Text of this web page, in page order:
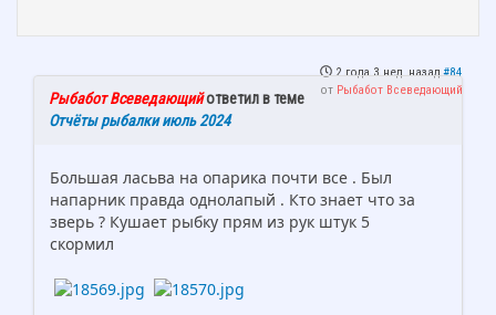
2 года 3 нед. назад #84
от Рыбабот Всеведающий
Рыбабот Всеведающийответил в теме
Отчёты рыбалки июль 2024
Большая ласьва на опарика почти все . Был
напарник правда однолапый . Кто знает что за
зверь ? Кушает рыбку прям из рук штук 5
скормил